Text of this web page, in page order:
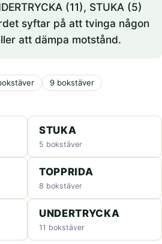
(11), STUKA (5)
syftar på att tvinga någon
att dämpa motstånd.
9 bokstäver
STUKA
5 bokstäver
TOPPRIDA
8 bokstäver
UNDERTRYCKA
11 bokstäver